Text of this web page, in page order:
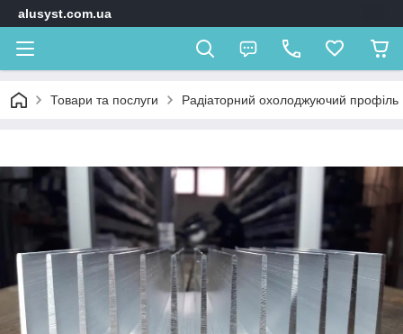
alusyst.com.ua
Товари та послуги Радіаторний охолоджуючий профіль